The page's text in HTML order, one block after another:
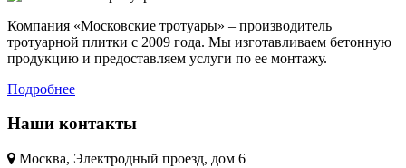
Компания «Московские тротуары» – производитель
тротуарной плитки с 2009 года. Мы изготавливаем бетонную
продукцию и предоставляем услуги по ее монтажу.
Подробнее
Наши контакты
Москва, Электродный проезд, дом 6